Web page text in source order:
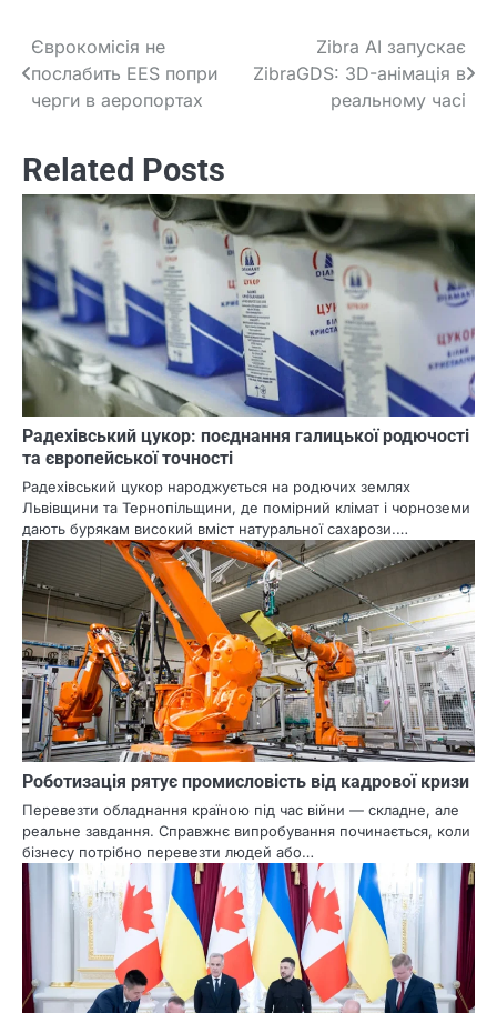
Post
navigation
Єврокомісія не
послабить EES попри
черги в аеропортах
Zibra AI запускає
ZibraGDS: 3D-анімація в
реальному часі
Related Posts
Радехівський цукор: поєднання галицької родючості
та європейської точності
Радехівський цукор народжується на родючих землях
Львівщини та Тернопільщини, де помірний клімат і чорноземи
дають бурякам високий вміст натуральної сахарози.…
Роботизація рятує промисловість від кадрової кризи
Перевезти обладнання країною під час війни — складне, але
реальне завдання. Справжнє випробування починається, коли
бізнесу потрібно перевезти людей або…